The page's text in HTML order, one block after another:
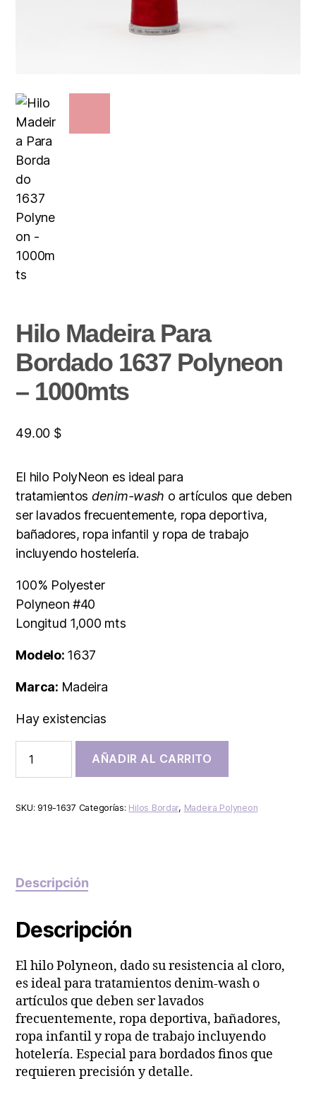
Hilo Madeira Para
Bordado 1637 Polyneon
– 1000mts
49.00 $
El hilo PolyNeon es ideal para
tratamientos denim-wash o artículos que deben
ser lavados frecuentemente, ropa deportiva,
bañadores, ropa infantil y ropa de trabajo
incluyendo hostelería.
100% Polyester
Polyneon #40
Longitud 1,000 mts
Modelo: 1637
Marca: Madeira
Hay existencias
AÑADIR AL CARRITO
SKU: 919-1637 Categorías: Hilos Bordar, Madeira Polyneon
Descripción
Descripción
El hilo Polyneon, dado su resistencia al cloro,
es ideal para tratamientos denim-wash o
artículos que deben ser lavados
frecuentemente, ropa deportiva, bañadores,
ropa infantil y ropa de trabajo incluyendo
hotelería. Especial para bordados finos que
requieren precisión y detalle.